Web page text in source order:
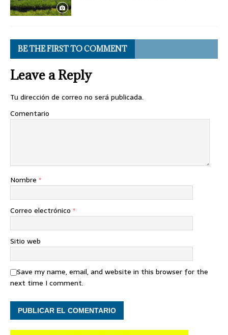
BE THE FIRST TO COMMENT
Leave a Reply
Tu dirección de correo no será publicada.
Comentario
Nombre *
Correo electrónico *
Sitio web
Save my name, email, and website in this browser for the
next time I comment.